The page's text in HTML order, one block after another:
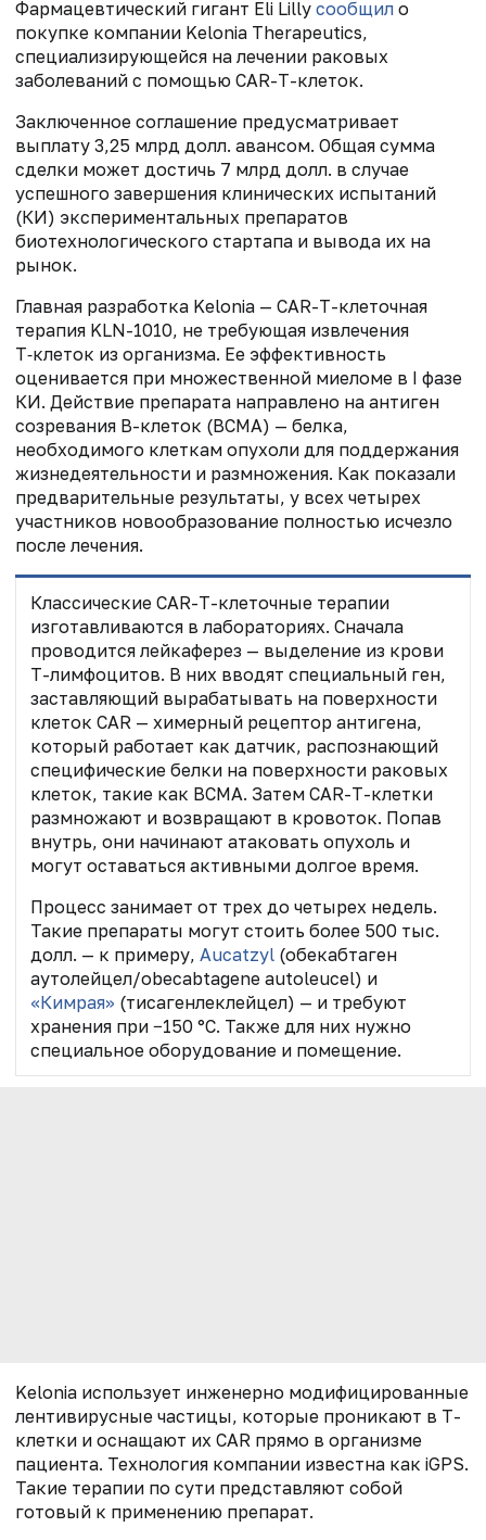
Фармацевтический гигант Eli Lilly сообщил о
покупке компании Kelonia Therapeutics,
специализирующейся на лечении раковых
заболеваний с помощью CAR-T-клеток.
Заключенное соглашение предусматривает
выплату 3,25 млрд долл. авансом. Общая сумма
сделки может достичь 7 млрд долл. в случае
успешного завершения клинических испытаний
(КИ) экспериментальных препаратов
биотехнологического стартапа и вывода их на
рынок.
Главная разработка Kelonia — CAR-T-клеточная
терапия KLN-1010, не требующая извлечения
Т‑клеток из организма. Ее эффективность
оценивается при множественной миеломе в I фазе
КИ. Действие препарата направлено на антиген
созревания В-клеток (BCMA) — белка,
необходимого клеткам опухоли для поддержания
жизнедеятельности и размножения. Как показали
предварительные результаты, у всех четырех
участников новообразование полностью исчезло
после лечения.
Классические CAR-T-клеточные терапии
изготавливаются в лабораториях. Сначала
проводится лейкаферез — выделение из крови
Т-лимфоцитов. В них вводят специальный ген,
заставляющий вырабатывать на поверхности
клеток CAR — химерный рецептор антигена,
который работает как датчик, распознающий
специфические белки на поверхности раковых
клеток, такие как BCMA. Затем CAR-T-клетки
размножают и возвращают в кровоток. Попав
внутрь, они начинают атаковать опухоль и
могут оставаться активными долгое время.
Процесс занимает от трех до четырех недель.
Такие препараты могут стоить более 500 тыс.
долл. — к примеру, Aucatzyl(обекабтаген
аутолейцел/obecabtagene autoleucel) и
«Кимрая» (тисагенлеклейцел) — и требуют
хранения при −150 °C. Также для них нужно
специальное оборудование и помещение.
Kelonia использует инженерно модифицированные
лентивирусные частицы, которые проникают в Т-
клетки и оснащают их CAR прямо в организме
пациента. Технология компании известна как iGPS.
Такие терапии по сути представляют собой
готовый к применению препарат.